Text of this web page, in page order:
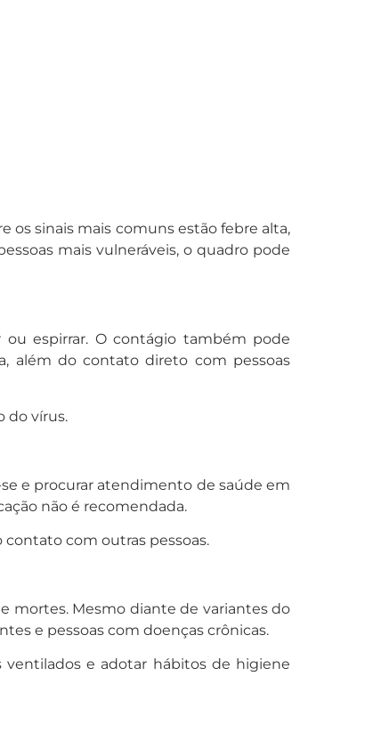
os sinais mais comuns estão febre alta,
mais vulneráveis, o quadro pode
ou espirrar. O contágio também pode
além do contato direto com pessoas
do vírus.
e procurar atendimento de saúde em
não é recomendada.
com outras pessoas.
mortes. Mesmo diante de variantes do
e pessoas com doenças crônicas.
ventilados e adotar hábitos de higiene